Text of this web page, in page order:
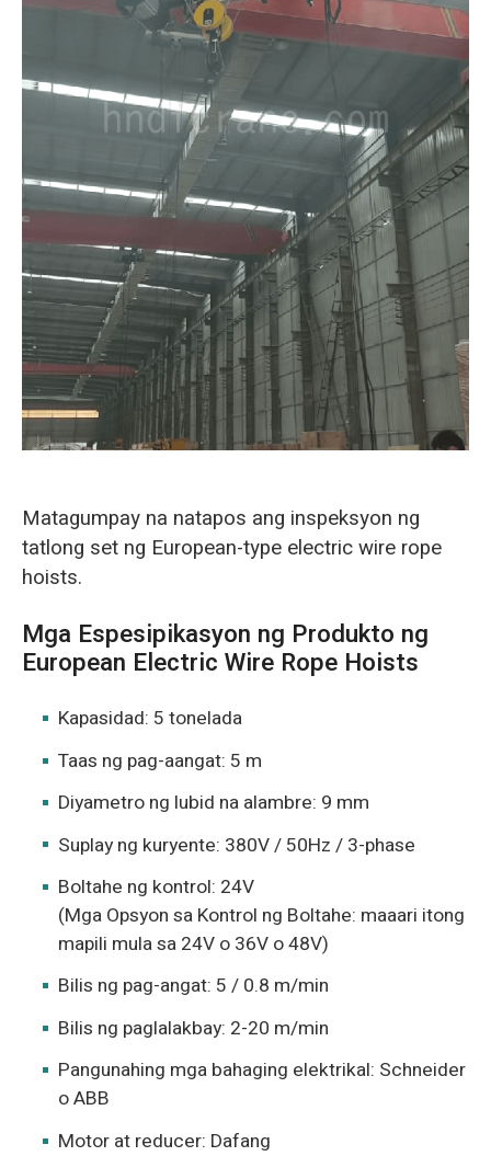
Matagumpay na natapos ang inspeksyon ng
tatlong set ng European-type electric wire rope
hoists.
Mga Espesipikasyon ng Produkto ng
European Electric Wire Rope Hoists
Kapasidad: 5 tonelada
Taas ng pag-aangat: 5 m
Diyametro ng lubid na alambre: 9 mm
Suplay ng kuryente: 380V / 50Hz / 3-phase
Boltahe ng kontrol: 24V
(Mga Opsyon sa Kontrol ng Boltahe: maaari itong
mapili mula sa 24V o 36V o 48V)
Bilis ng pag-angat: 5 / 0.8 m/min
Bilis ng paglalakbay: 2-20 m/min
Pangunahing mga bahaging elektrikal: Schneider
o ABB
Motor at reducer: Dafang